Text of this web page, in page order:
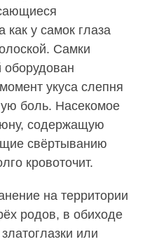
как у самок глаза
Самки
оборудован
укуса слепня
боль. Насекомое
содержащую
свёртыванию
кровоточит.
на территории
родов, в обиходе
или